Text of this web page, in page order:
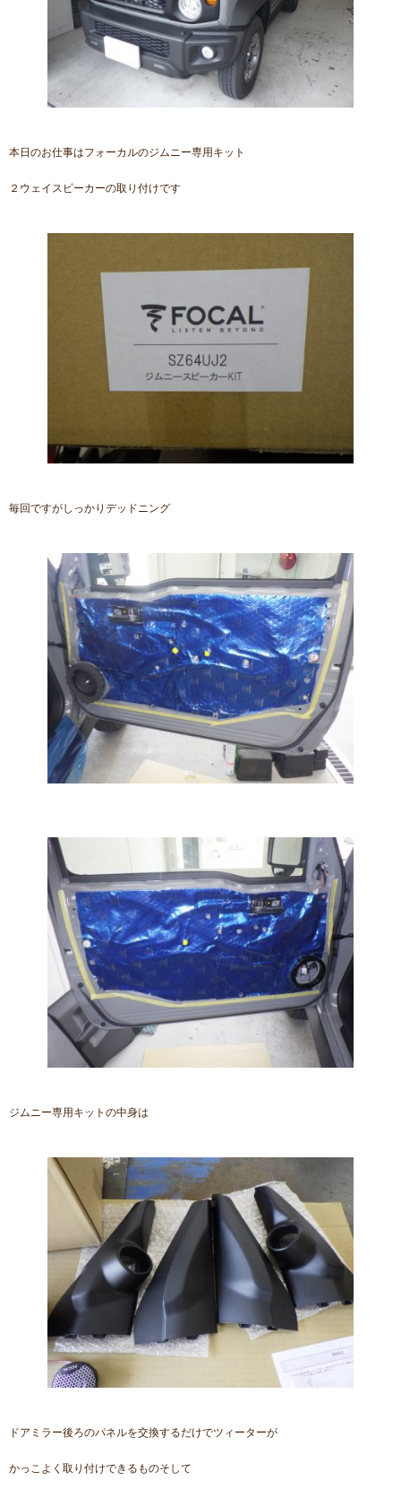
本日のお仕事はフォーカルのジムニー専用キット
２ウェイスピーカーの取り付けです
毎回ですがしっかりデッドニング
ジムニー専用キットの中身は
ドアミラー後ろのパネルを交換するだけでツィーターが
かっこよく取り付けできるものそして